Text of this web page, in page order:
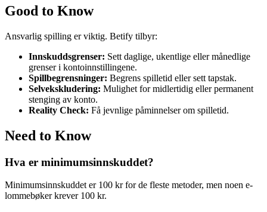
Good to Know
Ansvarlig spilling er viktig. Betify tilbyr:
Innskuddsgrenser: Sett daglige, ukentlige eller månedlige
grenser i kontoinnstillingene.
Spillbegrensninger: Begrens spilletid eller sett tapstak.
Selvekskludering: Mulighet for midlertidig eller permanent
stenging av konto.
Reality Check: Få jevnlige påminnelser om spilletid.
Need to Know
Hva er minimumsinnskuddet?
Minimumsinnskuddet er 100 kr for de fleste metoder, men noen e-
lommebøker krever 100 kr.